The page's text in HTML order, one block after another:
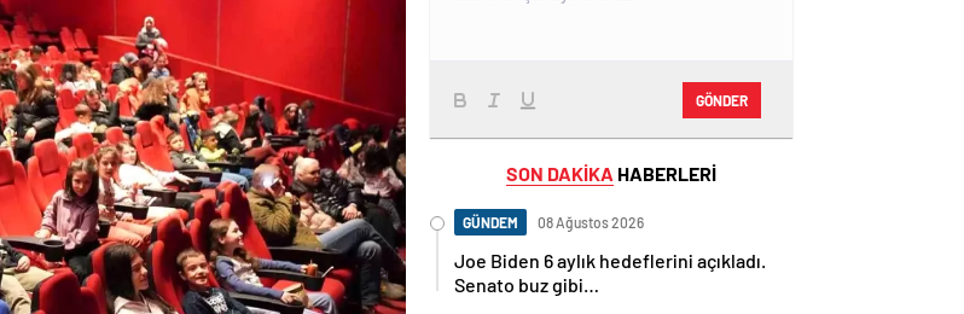
GÖNDER
SON DAKİKA HABERLERİ
GÜNDEM 08 Ağustos 2026
Joe Biden 6 aylık hedeflerini açıkladı.
Senato buz gibi…